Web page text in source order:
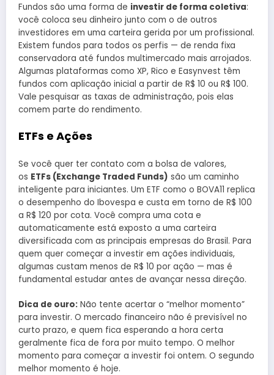
Fundos são uma forma de investir de forma coletiva:
você coloca seu dinheiro junto com o de outros
investidores em uma carteira gerida por um profissional.
Existem fundos para todos os perfis — de renda fixa
conservadora até fundos multimercado mais arrojados.
Algumas plataformas como XP, Rico e Easynvest têm
fundos com aplicação inicial a partir de R$ 10 ou R$ 100.
Vale pesquisar as taxas de administração, pois elas
comem parte do rendimento.
ETFs e Ações
Se você quer ter contato com a bolsa de valores,
os ETFs (Exchange Traded Funds) são um caminho
inteligente para iniciantes. Um ETF como o BOVA11 replica
o desempenho do Ibovespa e custa em torno de R$ 100
a R$ 120 por cota. Você compra uma cota e
automaticamente está exposto a uma carteira
diversificada com as principais empresas do Brasil. Para
quem quer começar a investir em ações individuais,
algumas custam menos de R$ 10 por ação — mas é
fundamental estudar antes de avançar nessa direção.
Dica de ouro: Não tente acertar o “melhor momento”
para investir. O mercado financeiro não é previsível no
curto prazo, e quem fica esperando a hora certa
geralmente fica de fora por muito tempo. O melhor
momento para começar a investir foi ontem. O segundo
melhor momento é hoje.